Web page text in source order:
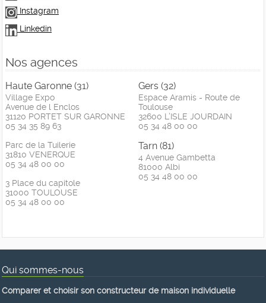
Instagram
Linkedin
Nos agences
Haute Garonne (31)
Village Expo
Avenue de l Enclos
31120 PORTET SUR GARONNE
05 34 35 89 63
Parc de la Tuilerie
31810 VENERQUE
05 34 48 00 00
3 Place du capitole
31000 TOULOUSE
05 34 48 00 00
Gers (32)
Espace Aramis - Route de
Toulouse
32600 L’ISLE JOURDAIN
05 34 48 00 00
Tarn (81)
4 Avenue Gambetta
81000 Albi
05 34 48 00 00
Qui sommes-nous
Comparer et choisir son constructeur de maison individuelle